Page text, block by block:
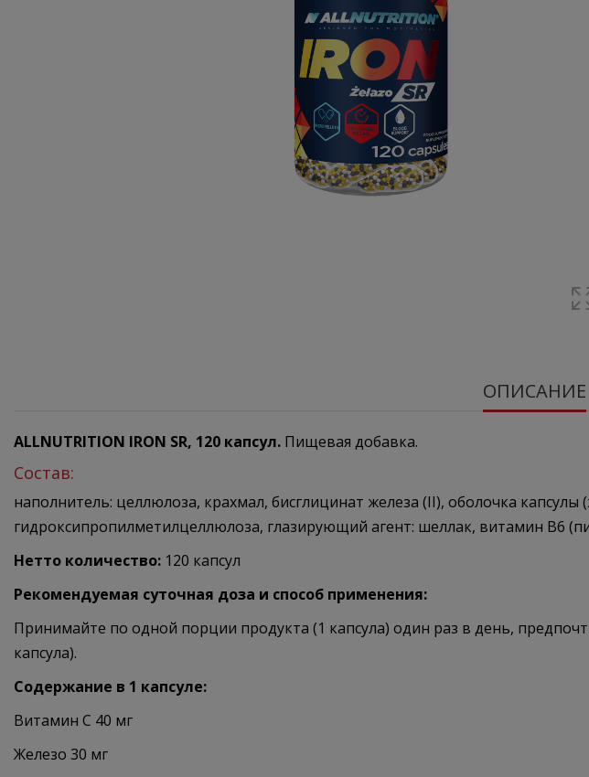
ОПИСАНИЕ
ALLNUTRITION IRON SR, 120 капсул. Пищевая добавка.
Состав:
наполнитель: целлюлоза, крахмал, бисглицинат железа (II), оболочка
гидроксипропилметилцеллюлоза, глазирующий агент: шеллак, витамин В6
Нетто количество: 120 капсул
Рекомендуемая суточная доза и способ применения:
Принимайте по одной порции продукта (1 капсула) один раз в день,
капсула).
Содержание в 1 капсуле:
Витамин С 40 мг
Железо 30 мг